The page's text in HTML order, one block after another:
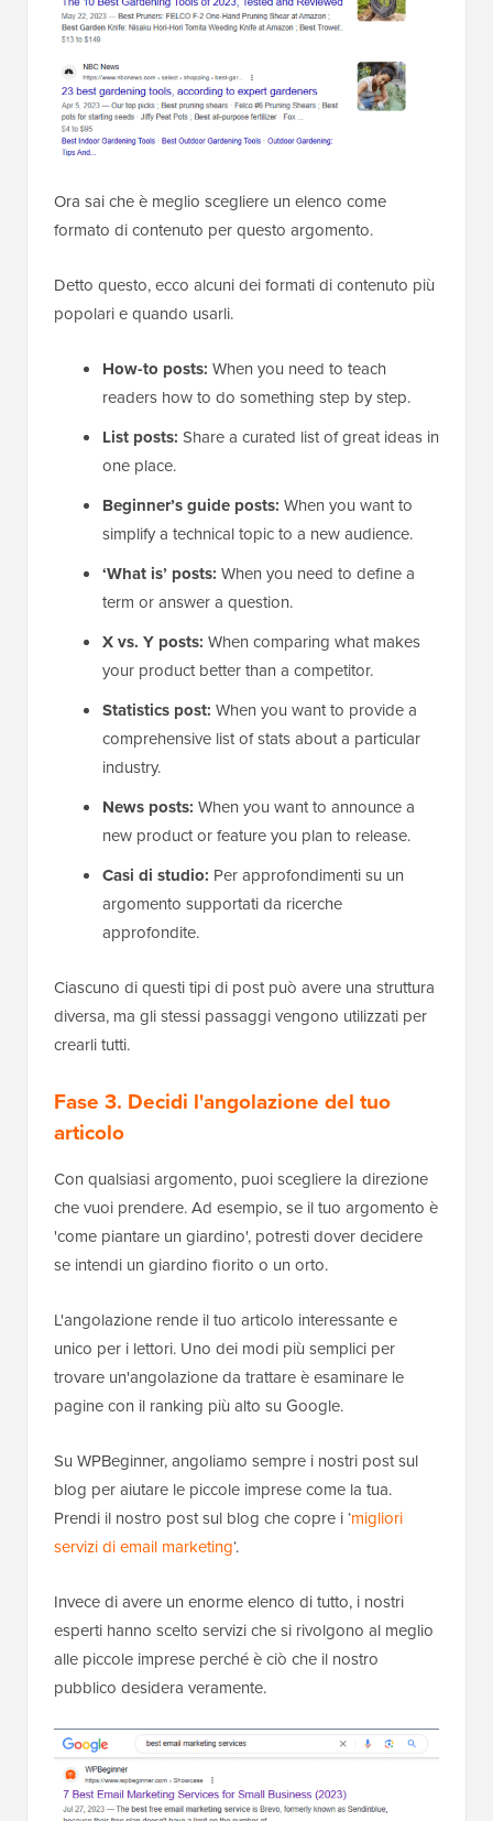
Ora sai che è meglio scegliere un elenco come
formato di contenuto per questo argomento.
Detto questo, ecco alcuni dei formati di contenuto più
popolari e quando usarli.
How-to posts: When you need to teach
readers how to do something step by step.
List posts: Share a curated list of great ideas in
one place.
Beginner’s guide posts: When you want to
simplify a technical topic to a new audience.
‘What is’ posts: When you need to define a
term or answer a question.
X vs. Y posts: When comparing what makes
your product better than a competitor.
Statistics post: When you want to provide a
comprehensive list of stats about a particular
industry.
News posts: When you want to announce a
new product or feature you plan to release.
Casi di studio: Per approfondimenti su un
argomento supportati da ricerche
approfondite.
Ciascuno di questi tipi di post può avere una struttura
diversa, ma gli stessi passaggi vengono utilizzati per
crearli tutti.
Fase 3. Decidi l'angolazione del tuo
articolo
Con qualsiasi argomento, puoi scegliere la direzione
che vuoi prendere. Ad esempio, se il tuo argomento è
'come piantare un giardino', potresti dover decidere
se intendi un giardino fiorito o un orto.
L'angolazione rende il tuo articolo interessante e
unico per i lettori. Uno dei modi più semplici per
trovare un'angolazione da trattare è esaminare le
pagine con il ranking più alto su Google.
Su WPBeginner, angoliamo sempre i nostri post sul
blog per aiutare le piccole imprese come la tua.
Prendi il nostro post sul blog che copre i ‘migliori
servizi di email marketing‘.
Invece di avere un enorme elenco di tutto, i nostri
esperti hanno scelto servizi che si rivolgono al meglio
alle piccole imprese perché è ciò che il nostro
pubblico desidera veramente.